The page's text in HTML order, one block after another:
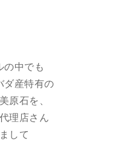
の中でも
ダ産特有の
原石を、
理店さん
して